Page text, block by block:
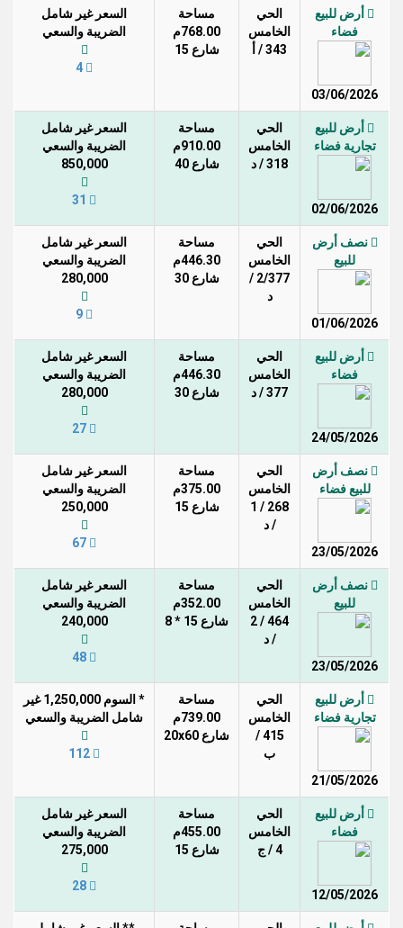
أرض للبيع
فضاء
03/06/2026
الحي
الخامس
343 / أ
مساحة
768.00م
شارع 15
السعر غير شامل
الضريبة والسعي
أرض للبيع
تجارية فضاء
02/06/2026
الحي
الخامس
318 / د
مساحة
910.00م
شارع 40
السعر غير شامل
الضريبة والسعي
850,000
نصف أرض
للبيع
01/06/2026
الحي
الخامس
2/377 /
د
مساحة
446.30م
شارع 30
السعر غير شامل
الضريبة والسعي
280,000
أرض للبيع
فضاء
24/05/2026
الحي
الخامس
377 / د
مساحة
446.30م
شارع 30
السعر غير شامل
الضريبة والسعي
280,000
نصف أرض
للبيع فضاء
23/05/2026
الحي
الخامس
268 / 1
/ د
مساحة
375.00م
شارع 15
السعر غير شامل
الضريبة والسعي
250,000
نصف أرض
للبيع
23/05/2026
الحي
الخامس
464 / 2
/ د
مساحة
352.00م
شارع 15 * 8
السعر غير شامل
الضريبة والسعي
240,000
أرض للبيع
تجارية فضاء
21/05/2026
الحي
الخامس
415 /
ب
مساحة
739.00م
شارع 20x60
* السوم 1,250,000 غير
شامل الضريبة والسعي
أرض للبيع
فضاء
12/05/2026
الحي
الخامس
4 / ج
مساحة
455.00م
شارع 15
السعر غير شامل
الضريبة والسعي
275,000